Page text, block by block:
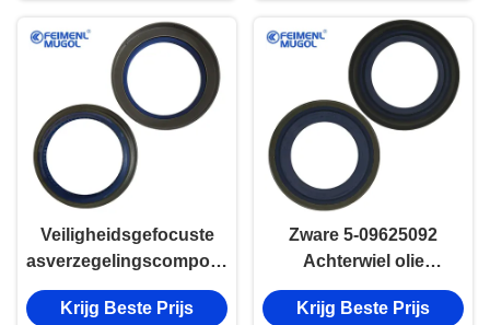
Veiligheidsgefocuste
asverzegelingscomponent
8-94336314 voor ISUZU
NKR Interieur Type
Krijg Beste Prijs
Zware 5-09625092
Achterwiel olie
afdichting voor ISUZU
TFR Inner Type
Krijg Beste Prijs